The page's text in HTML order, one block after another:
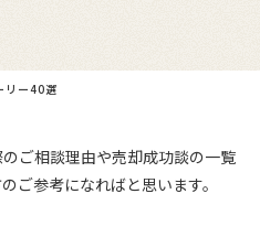
リー40選
ご相談理由や売却成功談の一覧
ご参考になればと思います。